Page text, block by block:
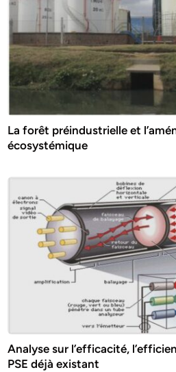
La forêt préindustrielle et
écosystémique
Analyse sur l’efficacité,
PSE déjà existant